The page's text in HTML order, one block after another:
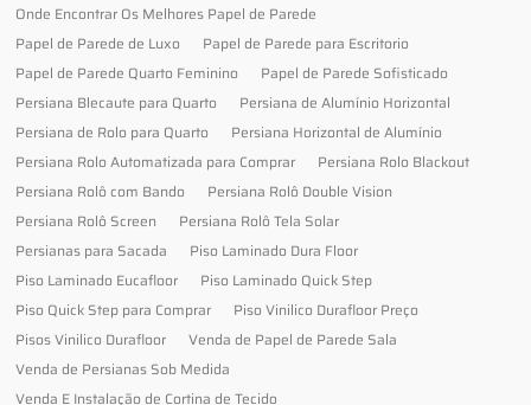
Onde Encontrar Os Melhores Papel de Parede
Papel de Parede de Luxo
Papel de Parede para Escritorio
Papel de Parede Quarto Feminino
Papel de Parede Sofisticado
Persiana Blecaute para Quarto
Persiana de Alumínio Horizontal
Persiana de Rolo para Quarto
Persiana Horizontal de Alumínio
Persiana Rolo Automatizada para Comprar
Persiana Rolo Blackout
Persiana Rolô com Bando
Persiana Rolô Double Vision
Persiana Rolô Screen
Persiana Rolô Tela Solar
Persianas para Sacada
Piso Laminado Dura Floor
Piso Laminado Eucafloor
Piso Laminado Quick Step
Piso Quick Step para Comprar
Piso Vinilico Durafloor Preço
Pisos Vinilico Durafloor
Venda de Papel de Parede Sala
Venda de Persianas Sob Medida
Venda E Instalação de Cortina de Tecido